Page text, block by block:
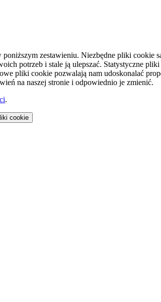
zestawieniu. Niezbędne pliki cookie
potrzeb i stale ją ulepszać. Statystyczne
pliki cookie pozwalają nam udoskonalać
na naszej stronie i odpowiednio je zmienić.
.
cookie